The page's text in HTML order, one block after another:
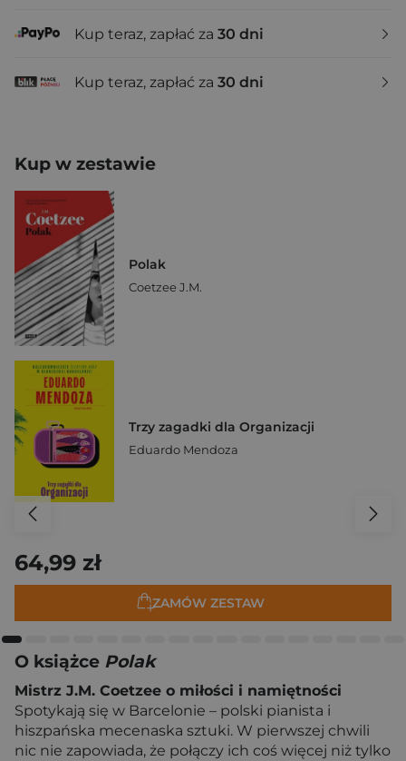
Kup teraz, zapłać za 30 dni
Kup teraz, zapłać za 30 dni
Kup w zestawie
Polak
Coetzee J.M.
Trzy zagadki dla Organizacji
Eduardo Mendoza
64,99 zł
ZAMÓW ZESTAW
O książce Polak
Mistrz J.M. Coetzee o miłości i namiętności
Spotykają się w Barcelonie – polski pianista i
hiszpańska mecenaska sztuki. W pierwszej chwili
nic nie zapowiada, że połączy ich coś więcej niż tylko